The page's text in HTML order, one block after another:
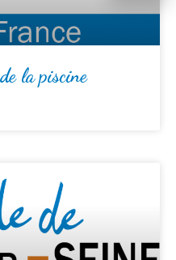
la piscine